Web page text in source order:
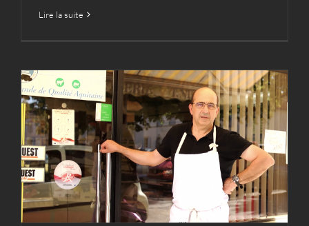
Lire la suite
Villages visages
Actualités Archives Hestejada Vidéos